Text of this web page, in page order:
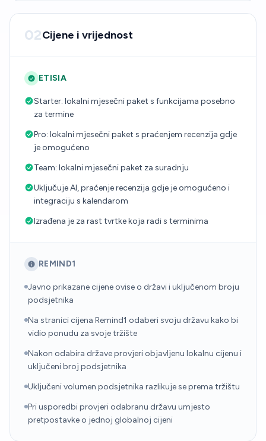
02Cijene i vrijednost
ETISIA
Starter: lokalni mjesečni paket s funkcijama posebno
za termine
Pro: lokalni mjesečni paket s praćenjem recenzija gdje
je omogućeno
Team: lokalni mjesečni paket za suradnju
Uključuje AI, praćenje recenzija gdje je omogućeno i
integraciju s kalendarom
Izrađena je za rast tvrtke koja radi s terminima
REMIND1
Javno prikazane cijene ovise o državi i uključenom broju
podsjetnika
Na stranici cijena Remind1 odaberi svoju državu kako bi
vidio ponudu za svoje tržište
Nakon odabira države provjeri objavljenu lokalnu cijenu i
uključeni broj podsjetnika
Uključeni volumen podsjetnika razlikuje se prema tržištu
Pri usporedbi provjeri odabranu državu umjesto
pretpostavke o jednoj globalnoj cijeni